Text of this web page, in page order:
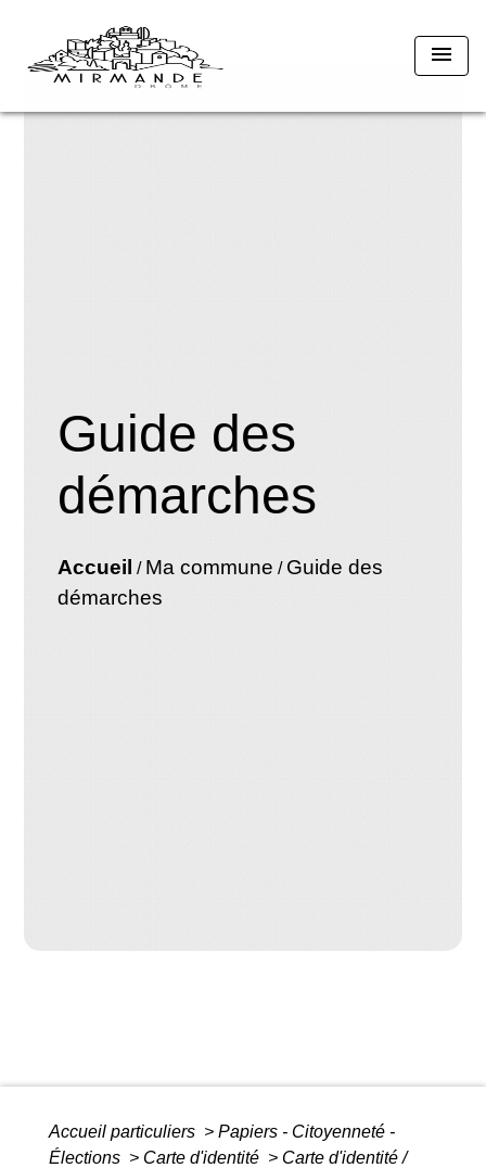
menu
Guide des
démarches
Accueil / Ma commune / Guide des
démarches
Accueil particuliers > Papiers - Citoyenneté -
Élections > Carte d'identité > Carte d'identité /